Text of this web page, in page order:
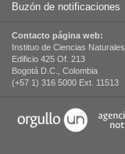
Buzón de notificaciones
Contacto página web:
Instituo de Ciencias Naturales
Edificio 425 Of. 213
Bogotá D.C., Colombia
(+57 1) 316 5000 Ext. 11513